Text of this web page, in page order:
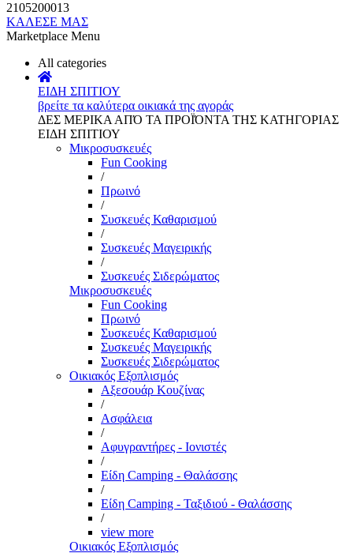
2105200013
ΚΑΛΕΣΕ ΜΑΣ
Marketplace Menu
All categories
ΕΙΔΗ ΣΠΙΤΙΟΥ
βρείτε τα καλύτερα οικιακά της αγοράς
ΔΕΣ ΜΕΡΙΚΑ ΑΠΌ ΤΑ ΠΡΟΪΌΝΤΑ ΤΗΣ ΚΑΤΗΓΟΡΙΑΣ
ΕΙΔΗ ΣΠΙΤΙΟΥ
Μικροσυσκευές
Fun Cooking
/
Πρωινό
/
Συσκευές Καθαρισμού
/
Συσκευές Μαγειρικής
/
Συσκευές Σιδερώματος
Μικροσυσκευές
Fun Cooking
Πρωινό
Συσκευές Καθαρισμού
Συσκευές Μαγειρικής
Συσκευές Σιδερώματος
Οικιακός Εξοπλισμός
Αξεσουάρ Κουζίνας
/
Ασφάλεια
/
Αφυγραντήρες - Ιονιστές
/
Είδη Camping - Θαλάσσης
/
Είδη Camping - Ταξιδιού - Θαλάσσης
/
view more
Οικιακός Εξοπλισμός